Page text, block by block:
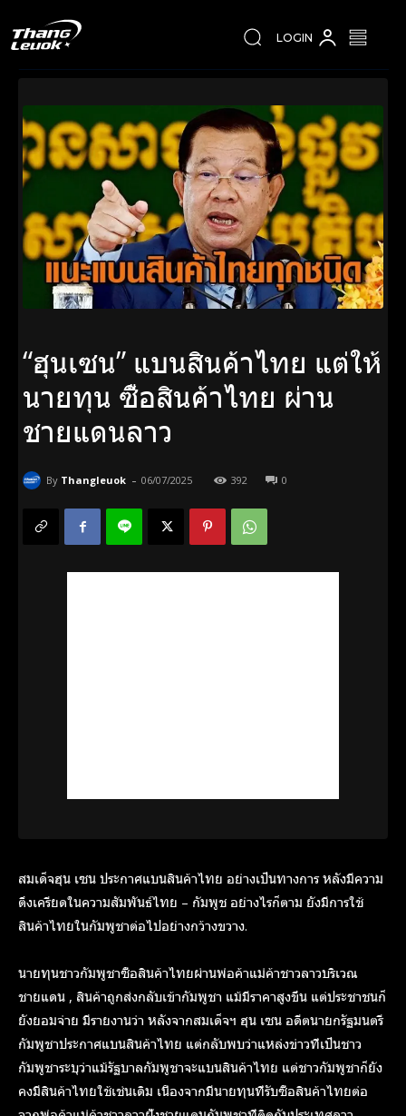
LOGIN
“ฮุนเซน” แบนสินค้าไทย แต่ให้
นายทุน ซื้อสินค้าไทย ผ่าน
ชายแดนลาว
By Thangleuok - 06/07/2025 392 0
สมเด็จฮุน เซน ประกาศแบนสินค้าไทย อย่างเป็นทางการ หลังมีความ
ตึงเครียดในความสัมพันธ์ไทย – กัมพูช อย่างไรก็ตาม ยังมีการใช้
สินค้าไทยในกัมพูชาต่อไปอย่างกว้างขวาง.
นายทุนชาวกัมพูชาซื้อสินค้าไทยผ่านพ่อค้าแม่ค้าชาวลาวบริเวณ
ชายแดน , สินค้าถูกส่งกลับเข้ากัมพูชา แม้มีราคาสูงขึ้น แต่ประชาชนก็
ยังยอมจ่าย มีรายงานว่า หลังจากสมเด็จฯ ฮุน เซน อดีตนายกรัฐมนตรี
กัมพูชาประกาศแบนสินค้าไทย แต่กลับพบว่าแหล่งข่าวที่เป็นชาว
กัมพูชาระบุว่าแม้รัฐบาลกัมพูชาจะแบนสินค้าไทย แต่ชาวกัมพูชาก็ยัง
คงมีสินค้าไทยใช้เช่นเดิม เนื่องจากมีนายทุนที่รับซื้อสินค้าไทยต่อ